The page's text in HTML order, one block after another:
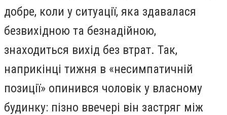
добре, коли у ситуації, яка здавалася
безвихідною та безнадійною,
знаходиться вихід без втрат. Так,
наприкінці тижня в «несимпатичній
позиції» опинився чоловік у власному
будинку: пізно ввечері він застряг між